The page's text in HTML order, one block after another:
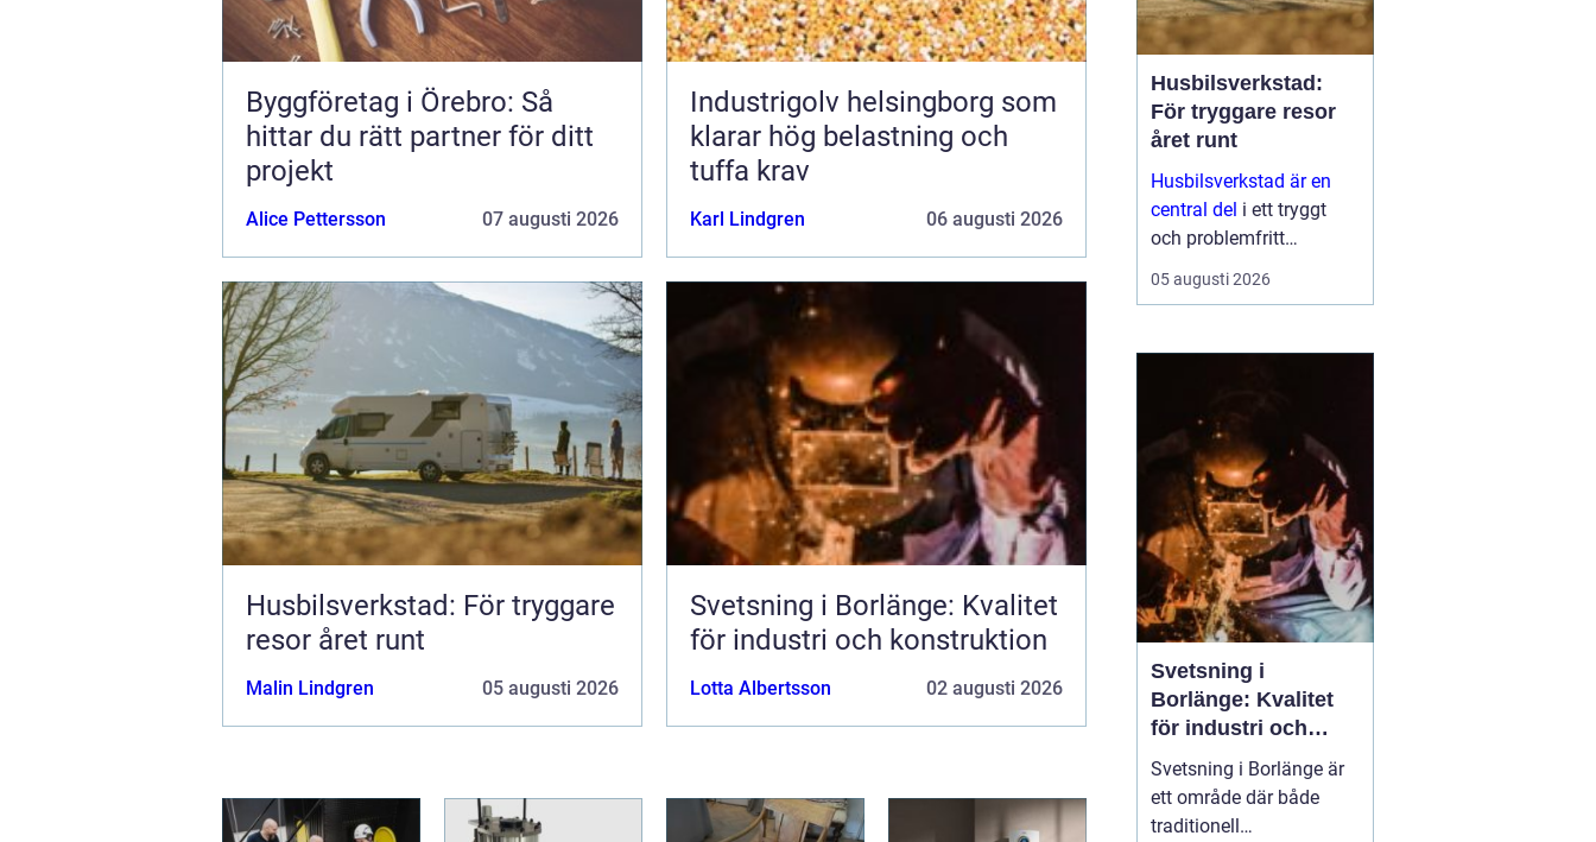
Byggföretag i Örebro: Så
hittar du rätt partner för ditt
projekt
Alice Pettersson 07 augusti 2026
Industrigolv helsingborg som
klarar hög belastning och
tuffa krav
Karl Lindgren 06 augusti 2026
Husbilsverkstad: För tryggare
resor året runt
Malin Lindgren 05 augusti 2026
Svetsning i Borlänge: Kvalitet
för industri och konstruktion
Lotta Albertsson 02 augusti 2026
Husbilsverkstad:
För tryggare resor
året runt
Husbilsverkstad är en
central del i ett tryggt
och problemfritt
husbilsliv. När en husbil
används som både
05 augusti 2026
Svetsning i
Borlänge: Kvalitet
för industri och
konstruktion
Svetsning i Borlänge är
ett område där både
traditionell